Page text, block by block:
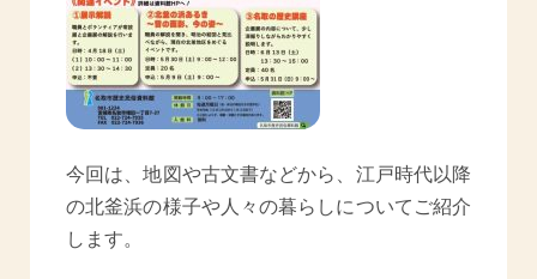
今回は、地図や古文書などから、江戸時代以降
の北釜浜の様子や人々の暮らしについてご紹介
します。